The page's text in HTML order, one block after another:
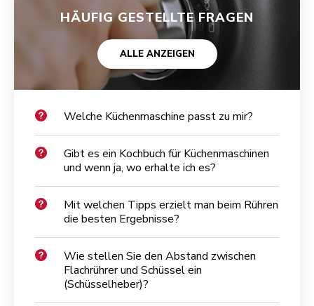
HÄUFIG GESTELLTE FRAGEN
ALLE ANZEIGEN
Welche Küchenmaschine passt zu mir?
Gibt es ein Kochbuch für Küchenmaschinen
und wenn ja, wo erhalte ich es?
Mit welchen Tipps erzielt man beim Rühren
die besten Ergebnisse?
Wie stellen Sie den Abstand zwischen
Flachrührer und Schüssel ein
(Schüsselheber)?